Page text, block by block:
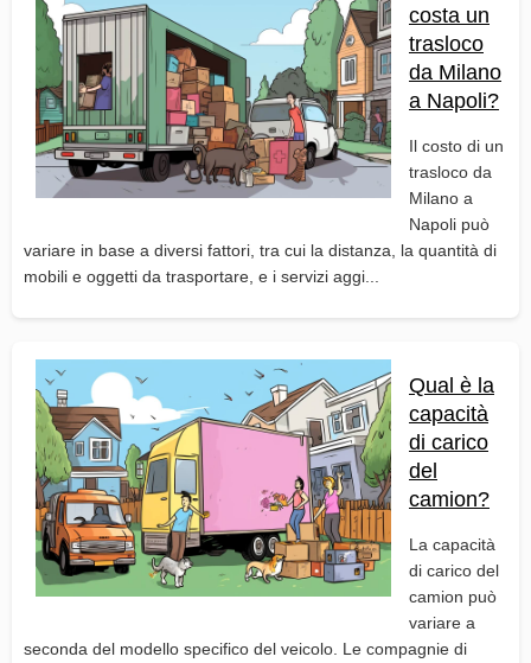
costa un
trasloco
da Milano
a Napoli?
Il costo di un
trasloco da
Milano a
Napoli può
variare in base a diversi fattori, tra cui la distanza, la quantità di
mobili e oggetti da trasportare, e i servizi aggi...
Qual è la
capacità
di carico
del
camion?
La capacità
di carico del
camion può
variare a
seconda del modello specifico del veicolo. Le compagnie di